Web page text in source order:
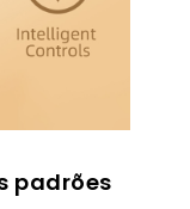
padrões